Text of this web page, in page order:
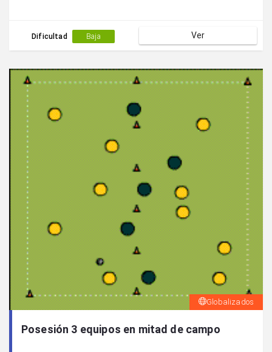
Dificultad Baja Ver
Globalizados
Posesión 3 equipos en mitad de campo